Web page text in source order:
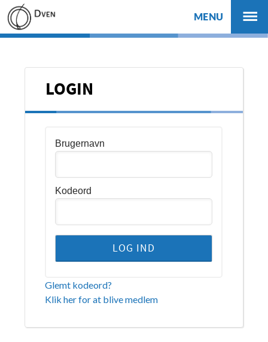
MENU
LOGIN
Brugernavn
Kodeord
Glemt kodeord?
Klik her for at blive medlem